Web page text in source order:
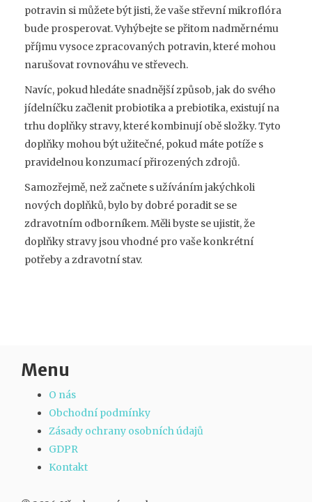
potravin si můžete být jisti, že vaše střevní mikroflóra
bude prosperovat. Vyhýbejte se přitom nadměrnému
příjmu vysoce zpracovaných potravin, které mohou
narušovat rovnováhu ve střevech.
Navíc, pokud hledáte snadnější způsob, jak do svého
jídelníčku začlenit probiotika a prebiotika, existují na
trhu doplňky stravy, které kombinují obě složky. Tyto
doplňky mohou být užitečné, pokud máte potíže s
pravidelnou konzumací přirozených zdrojů.
Samozřejmě, než začnete s užíváním jakýchkoli
nových doplňků, bylo by dobré poradit se se
zdravotním odborníkem. Měli byste se ujistit, že
doplňky stravy jsou vhodné pro vaše konkrétní
potřeby a zdravotní stav.
Menu
O nás
Obchodní podmínky
Zásady ochrany osobních údajů
GDPR
Kontakt